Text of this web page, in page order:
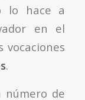
lo hace a
en el
vocaciones
.
número de